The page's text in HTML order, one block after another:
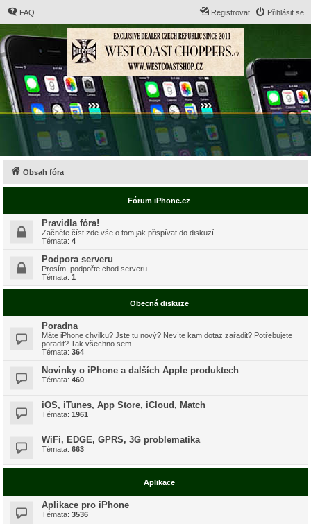
FAQ Přihlásit se
Registrovat
Obsah fóra
Fórum iPhone.cz
Pravidla fóra!
Začněte číst zde vše o tom jak přispívat do diskuzí.
Témata: 4
Podpora serveru
Prosím, podpořte chod serveru..
Témata: 1
Obecná diskuze
Poradna
Máte iPhone chvilku? Jste tu nový? Nevíte kam dotaz zařadit? Potřebujete
poradit? Tak všechno sem.
Témata: 364
Novinky o iPhone a dalších Apple produktech
Témata: 460
iOS, iTunes, App Store, iCloud, Match
Témata: 1961
WiFi, EDGE, GPRS, 3G problematika
Témata: 663
Aplikace
Aplikace pro iPhone
Témata: 3536